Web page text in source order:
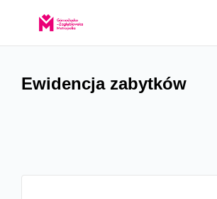
Ewidencja zabytków